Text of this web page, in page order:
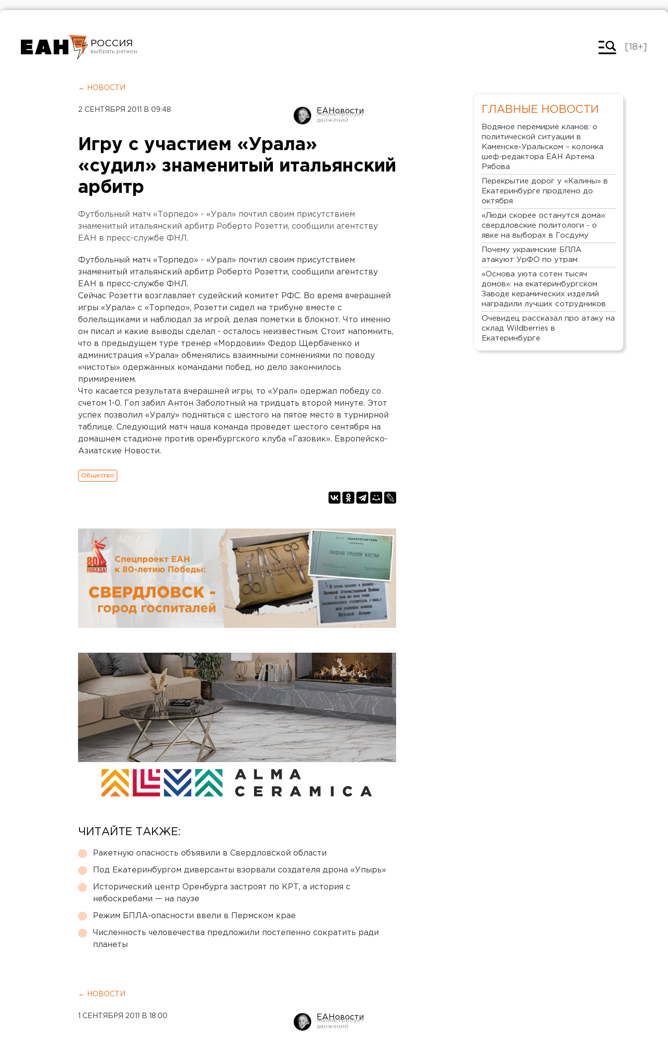
РОССИЯ
Челябинск
[18+]
← НОВОСТИ
2 СЕНТЯБРЯ 2011 В 09:48 ЕАНовости
Игру с участием «Урала»
«судил» знаменитый итальянский
арбитр
Футбольный матч «Торпедо» - «Урал» почтил своим присутствием
знаменитый итальянский арбитр Роберто Розетти, сообщили агентству
ЕАН в пресс-службе ФНЛ.
Футбольный матч «Торпедо» - «Урал» почтил своим присутствием
знаменитый итальянский арбитр Роберто Розетти, сообщили агентству
ЕАН в пресс-службе ФНЛ.
Сейчас Розетти возглавляет судейский комитет РФС. Во время вчерашней
игры «Урала» с «Торпедо», Розетти сидел на трибуне вместе с
болельщиками и наблюдал за игрой, делая пометки в блокнот. Что именно
он писал и какие выводы сделал - осталось неизвестным. Стоит напомнить,
что в предыдущем туре тренер «Мордовии» Федор Щербаченко и
администрация «Урала» обменялись взаимными сомнениями по поводу
«чистоты» одержанных командами побед, но дело закончилось
примирением.
Что касается результата вчерашней игры, то «Урал» одержал победу со
счетом 1-0. Гол забил Антон Заболотный на тридцать второй минуте. Этот
успех позволил «Уралу» подняться с шестого на пятое место в турнирной
таблице. Следующий матч наша команда проведет шестого сентября на
домашнем стадионе против оренбургского клуба «Газовик». Европейско-
Азиатские Новости.
Общество
ЧИТАЙТЕ ТАКЖЕ:
Ракетную опасность объявили в Свердловской области
Под Екатеринбургом диверсанты взорвали создателя дрона «Упырь»
Исторический центр Оренбурга застроят по КРТ, а история с
небоскребами — на паузе
Режим БПЛА-опасности ввели в Пермском крае
Численность человечества предложили постепенно сократить ради
планеты
← НОВОСТИ
1 СЕНТЯБРЯ 2011 В 18:00 ЕАНовости
ГЛАВНЫЕ НОВОСТИ
Водяное перемирие кланов: о
политической ситуации в
Каменске-Уральском – колонка
шеф-редактора ЕАН Артема
Рябова
Перекрытие дорог у «Калины» в
Екатеринбурге продлено до
октября
«Люди скорее останутся дома»:
свердловские политологи - о
явке на выборах в Госдуму
Почему украинские БПЛА
атакуют УрФО по утрам
«Основа уюта сотен тысяч
домов»: на екатеринбургском
Заводе керамических изделий
наградили лучших сотрудников
Очевидец рассказал про атаку на
склад Wildberries в
Екатеринбурге